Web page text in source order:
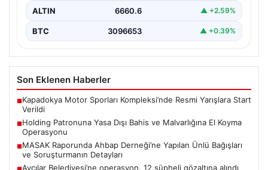
ALTIN 6660.6 ▲ +2.59%
BTC 3096653 ▲ +0.39%
Son Eklenen Haberler
■Kapadokya Motor Sporları Kompleksi’nde Resmi Yarışlara Start
Verildi
■Holding Patronuna Yasa Dışı Bahis ve Malvarlığına El Koyma
Operasyonu
■MASAK Raporunda Ahbap Derneği’ne Yapılan Ünlü Bağışları
ve Soruşturmanın Detayları
Avcılar Belediyesi’ne operasyon. 12 şüpheli gözaltına alındı